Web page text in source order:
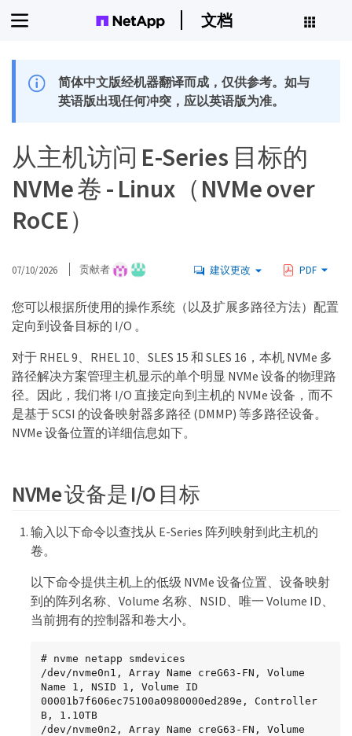
文档
简体中文版经机器翻译而成，仅供参考。如与
英语版出现任何冲突，应以英语版为准。
从主机访问 E-Series 目标的
NVMe 卷 - Linux（NVMe over
RoCE）
07/10/2026 贡献者 建议更改 PDF
您可以根据所使用的操作系统（以及扩展多路径方法）配置
定向到设备目标的 I/O 。
对于 RHEL 9、RHEL 10、SLES 15 和 SLES 16，本机 NVMe 多
路径解决方案管理主机显示的单个明显 NVMe 设备的物理路
径。因此，我们将 I/O 直接定向到主机的 NVMe 设备，而不
是基于 SCSI 的设备映射器多路径 (DMMP) 等多路径设备。
NVMe 设备位置的详细信息如下。
NVMe 设备是 I/O 目标
输入以下命令以查找从 E-Series 阵列映射到此主机的
卷。
以下命令提供主机上的低级 NVMe 设备位置、设备映射
到的阵列名称、Volume 名称、NSID、唯一 Volume ID、
当前拥有的控制器和卷大小。
# nvme netapp smdevices
/dev/nvme0n1, Array Name creG63-FN, Volume
Name 1, NSID 1, Volume ID
00001b7f606ec75100a0980000ed289e, Controller
B, 1.10TB
/dev/nvme0n2, Array Name creG63-FN, Volume